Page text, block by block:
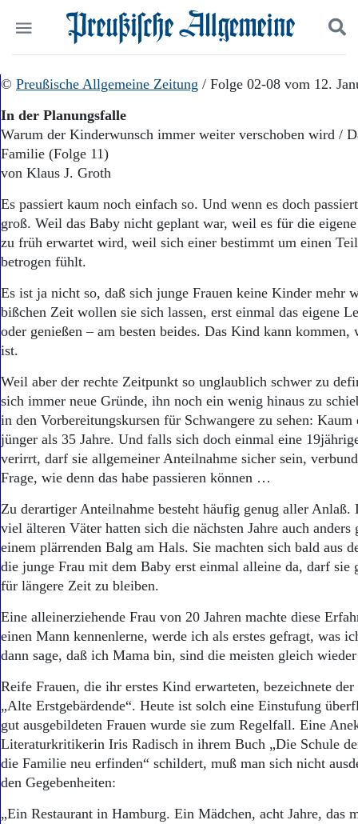
Start
Abonnenten-Login
Abonnent werden
Abo Prämien
Archiv
Mediadaten
Politik
Panorama
Ostpreußen
Pommern
Berlin-Brandenburg
Bücher
Kontakt
Datenschutz
Suchen und finden
© Preußische Allgemeine Zeitung / Folge 02-08 vom 12.
In der Planungsfalle
Warum der Kinderwunsch immer weiter verschoben wird /
Familie (Folge 11)
von Klaus J. Groth
Es passiert kaum noch einfach so. Und wenn es doch
groß. Weil das Baby nicht geplant war, weil es für die
zu früh erwartet wird, weil sich einer bestimmt um einen Teil
betrogen fühlt.
Es ist ja nicht so, daß sich junge Frauen keine Kinder mehr
bißchen Zeit wollen sie sich lassen, erst einmal das eigene
oder genießen – am besten beides. Das Kind kann kommen,
ist.
Weil aber der rechte Zeitpunkt so unglaublich schwer zu
sich immer neue Gründe, ihn noch ein wenig hinaus zu
in den Vorbereitungskursen für Schwangere zu sehen: Kaum
jünger als 35 Jahre. Und falls sich doch einmal eine
verirrt, darf sie allgemeiner Anteilnahme sicher sein,
Frage, wie denn das habe passieren können …
Zu derartiger Anteilnahme besteht häufig genug aller Anlaß.
viel älteren Väter hatten sich die nächsten Jahre auch anders
einem plärrenden Balg am Hals. Sie machten sich bald aus
die junge Frau mit dem Baby erst einmal alleine da, darf sie
für längere Zeit zu bleiben.
Eine alleinerziehende Frau von 20 Jahren machte diese
einen Mann kennenlerne, werde ich als erstes gefragt, was
dann sage, daß ich Mama bin, sind die meisten gleich
Reife Frauen, die ihr erstes Kind erwarteten, bezeichnete
„Alte Erstgebärdende“. Heute ist solch eine Einstufung
gut ausgebildeten Frauen wurde sie zum Regelfall. Eine
Literaturkritikerin Iris Radisch in ihrem Buch „Die Schule
die Familie neu erfinden“ schildert, muß man sich nicht
den Gegebenheiten:
„Ein Restaurant in Hamburg. Ein Mädchen, acht Jahre, das